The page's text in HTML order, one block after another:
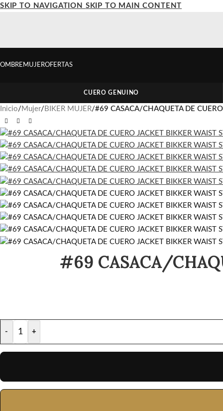
SKIP TO NAVIGATION SKIP TO MAIN CONTENT
MUJEROFERTAS
CUERO GENUINO
Inicio/ Mujer/ BIKER MUJER/#69 CASACA/CHAQUETA DE
#69 CASACA/
- +